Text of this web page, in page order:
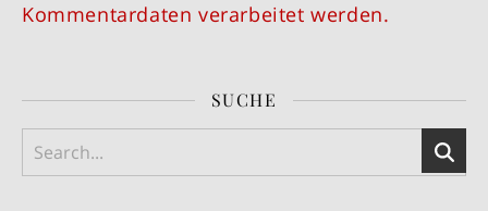
Kommentardaten verarbeitet werden.
SUCHE